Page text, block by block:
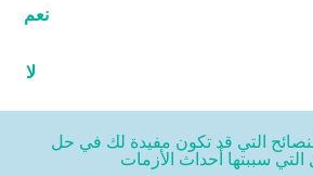
نعم
لا
التي قد تكون مفيدة لك في حل
سببتها أحداث الأزمات